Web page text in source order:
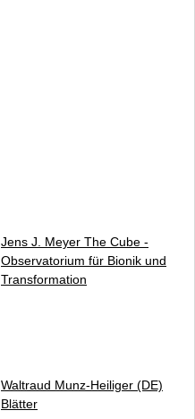
Jens J. Meyer The Cube -
Observatorium für Bionik und
Transformation
Waltraud Munz-Heiliger (DE)
Blätter